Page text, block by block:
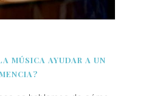
MÚSICA AYUDAR A UN